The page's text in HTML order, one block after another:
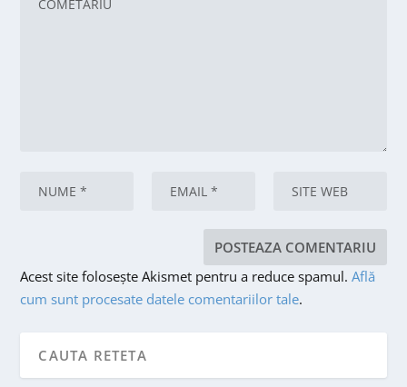
Acest site folosește Akismet pentru a reduce spamul.Află
cum sunt procesate datele comentariilor tale.